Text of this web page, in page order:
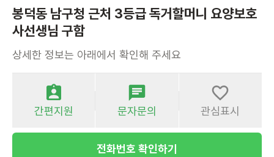
봉덕동 남구청 근처 3등급 독거할머니 요양보호
사선생님 구함
상세한 정보는 아래에서 확인해 주세요
간편지원 문자문의 관심표시
전화번호 확인하기